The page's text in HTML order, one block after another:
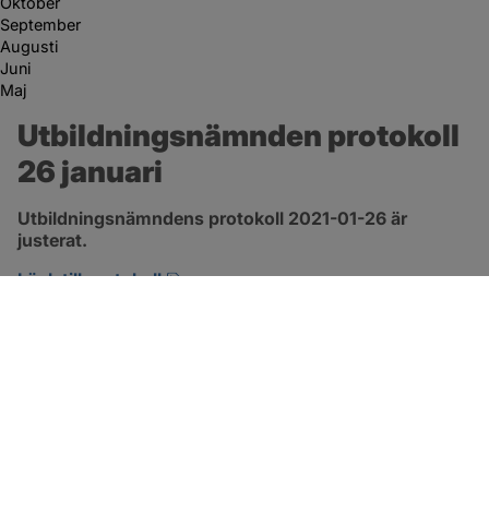
September
Augusti
Juni
Maj
Utbildningsnämnden protokoll
26 januari
Utbildningsnämndens protokoll 2021-01-26 är
justerat.
Länk till protokoll
pdf, 229.9 kB, öppnas i nytt fönster.